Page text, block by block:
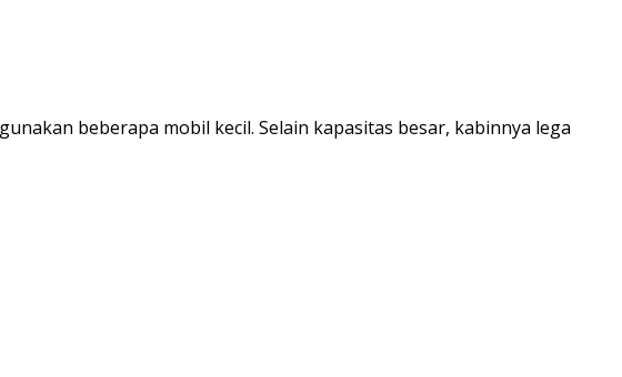
beberapa mobil kecil. Selain kapasitas besar, kabinnya lega